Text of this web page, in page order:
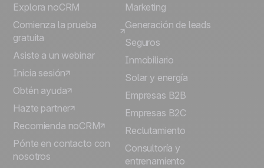
Explora noCRM
Comienza la prueba
gratuita
Asiste a un webinar
Inicia sesión
Obtén ayuda
Hazte partner
Recomienda noCRM
Pónte en contacto con
nosotros
Marketing
Generación de leads
Seguros
Inmobiliario
Solar y energía
Empresas B2B
Empresas B2C
Reclutamiento
Consultoría y
entrenamiento